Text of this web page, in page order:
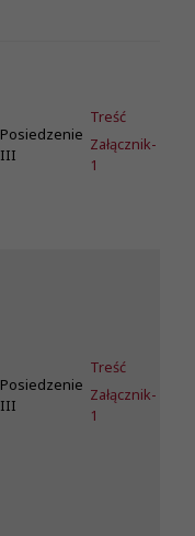
Posiedzenie
III
Treść
Załącznik-
1
Posiedzenie
III
Treść
Załącznik-
1